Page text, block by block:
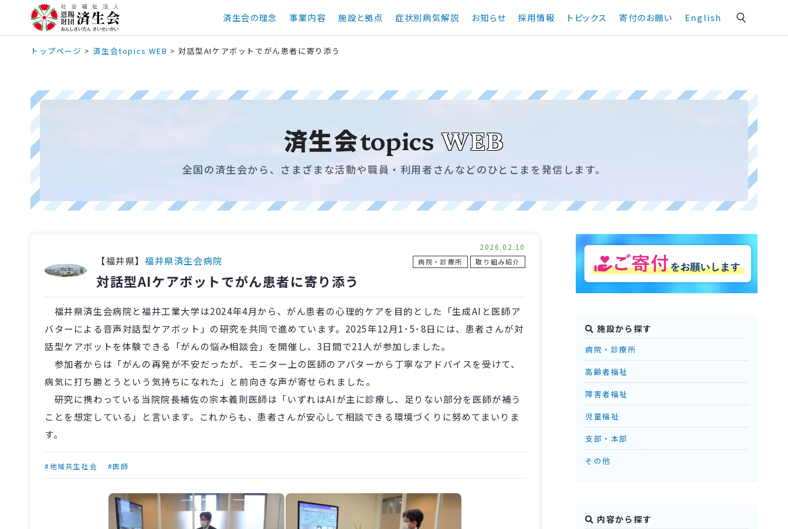
済生会の理念 事業内容 施設と拠点 症状別病気解説 お知らせ 採用情報 トピックス 寄付のお願い English
トップページ > 済生会topics WEB >対話型AIケアボットでがん患者に寄り添う
済生会topics WEB
全国の済生会から、さまざまな活動や職員・利用者さんなどのひとこまを発信します。
【福井県】 福井県済生会病院 病院・診療所 取り組み紹介
2026.02.10
対話型AIケアボットでがん患者に寄り添う
福井県済生会病院と福井工業大学は2024年4月から、がん患者の心理的ケアを目的とした「生成AIと医師ア
バターによる音声対話型ケアボット」の研究を共同で進めています。2025年12月1･5･8日には、患者さんが対
話型ケアボットを体験できる「がんの悩み相談会」を開催し、3日間で21人が参加しました。
参加者からは「がんの再発が不安だったが、モニター上の医師のアバターから丁寧なアドバイスを受けて、
病気に打ち勝とうという気持ちになれた」と前向きな声が寄せられました。
研究に携わっている当院院長補佐の宗本義則医師は「いずれはAIが主に診療し、足りない部分を医師が補う
ことを想定している」と言います。これからも、患者さんが安心して相談できる環境づくりに努めてまいりま
す。
#地域共生社会 #医師
施設から探す
病院・診療所
高齢者福祉
障害者福祉
児童福祉
支部・本部
その他
内容から探す